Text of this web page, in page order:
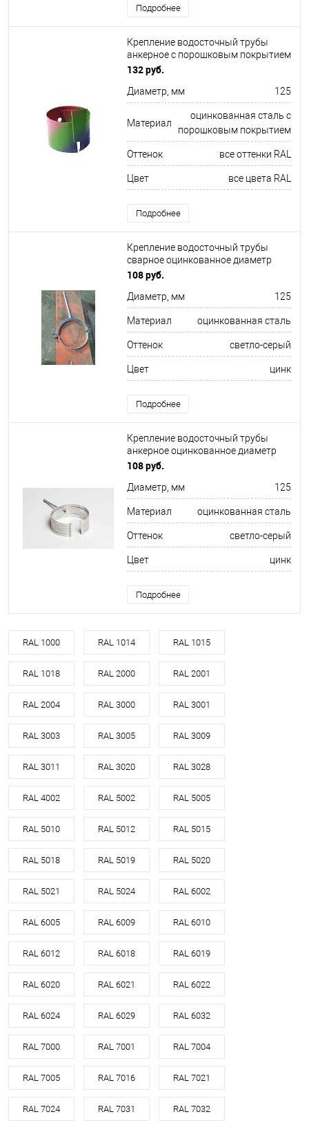
Подробнее
Крепление водосточный трубы
анкерное c порошковым покрытием
диаметр 125х10х150мм все цвета
132 руб.
Диаметр, мм 125
Материал
оцинкованная сталь с
порошковым покрытием
Оттенок все оттенки RAL
Цвет все цвета RAL
Подробнее
Крепление водосточный трубы
сварное оцинкованное диаметр
125х10х250мм
108 руб.
Диаметр, мм 125
Материал оцинкованная сталь
Оттенок светло-серый
Цвет цинк
Подробнее
Крепление водосточный трубы
анкерное оцинкованное диаметр
125х10х150мм
108 руб.
Диаметр, мм 125
Материал оцинкованная сталь
Оттенок светло-серый
Цвет цинк
Подробнее
RAL 1000 RAL 1014 RAL 1015
RAL 1018 RAL 2000 RAL 2001
RAL 2004 RAL 3000 RAL 3001
RAL 3003 RAL 3005 RAL 3009
RAL 3011 RAL 3020 RAL 3028
RAL 4002 RAL 5002 RAL 5005
RAL 5010 RAL 5012 RAL 5015
RAL 5018 RAL 5019 RAL 5020
RAL 5021 RAL 5024 RAL 6002
RAL 6005 RAL 6009 RAL 6010
RAL 6012 RAL 6018 RAL 6019
RAL 6020 RAL 6021 RAL 6022
RAL 6024 RAL 6029 RAL 6032
RAL 7000 RAL 7001 RAL 7004
RAL 7005 RAL 7016 RAL 7021
RAL 7024 RAL 7031 RAL 7032